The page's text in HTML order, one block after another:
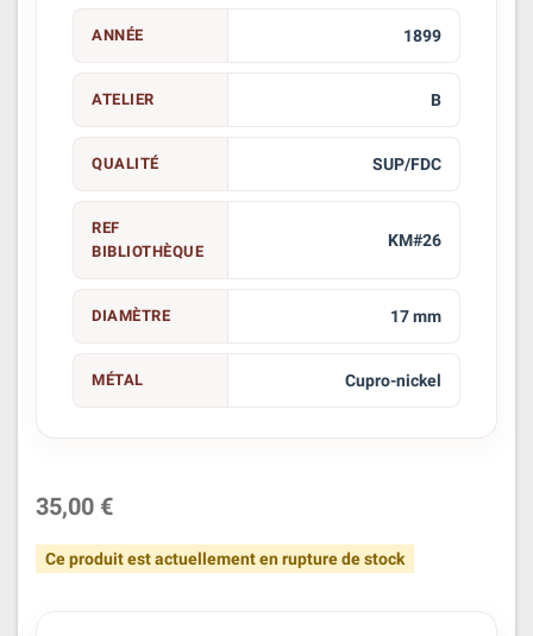
ANNÉE 1899
ATELIER B
QUALITÉ SUP/FDC
REF
BIBLIOTHÈQUE
KM#26
DIAMÈTRE 17 mm
MÉTAL Cupro-nickel
35,00 €
Ce produit est actuellement en rupture de stock